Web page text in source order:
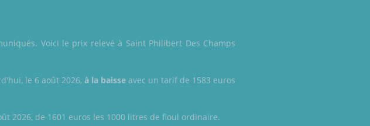
Voici le prix relevé à Saint Philibert Des Champs
le 6 août 2026, à la baisse avec un tarif de 1583 euros
2026, de 1601 euros les 1000 litres de fioul ordinaire.